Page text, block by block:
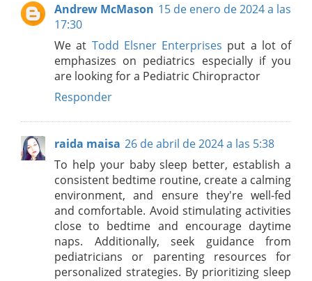
Andrew McMason 15 de enero de 2024 a las
17:30
We at Todd Elsner Enterprises put a lot of
emphasizes on pediatrics especially if you
are looking for a Pediatric Chiropractor
Responder
raida maisa 26 de abril de 2024 a las 5:38
To help your baby sleep better, establish a
consistent bedtime routine, create a calming
environment, and ensure they're well-fed
and comfortable. Avoid stimulating activities
close to bedtime and encourage daytime
naps. Additionally, seek guidance from
pediatricians or parenting resources for
personalized strategies. By prioritizing sleep